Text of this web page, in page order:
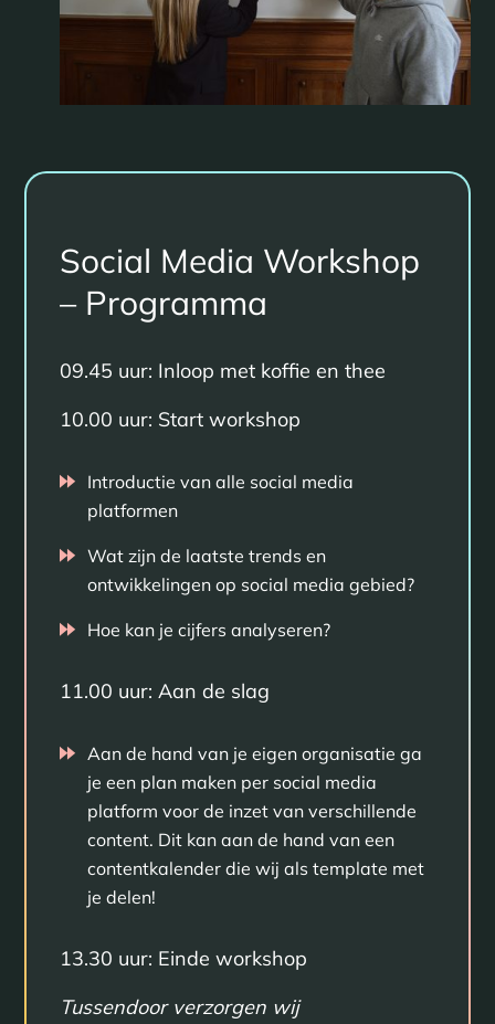
Social Media Workshop
– Programma
09.45 uur: Inloop met koffie en thee
10.00 uur: Start workshop
Introductie van alle social media
platformen
Wat zijn de laatste trends en
ontwikkelingen op social media gebied?
Hoe kan je cijfers analyseren?
11.00 uur: Aan de slag
Aan de hand van je eigen organisatie ga
je een plan maken per social media
platform voor de inzet van verschillende
content. Dit kan aan de hand van een
contentkalender die wij als template met
je delen!
13.30 uur: Einde workshop
Tussendoor verzorgen wij